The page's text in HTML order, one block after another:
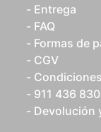
Entrega
FAQ
Formas de
CGV
911 436 830
Devolución